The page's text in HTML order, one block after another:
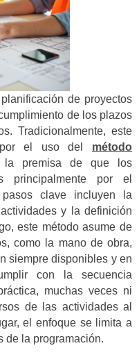
de proyectos
de los plazos
Tradicionalmente, este
por el uso del método
premisa de que los
principalmente por el
clave incluyen la
y la definición
este método asume de
como la mano de obra,
siempre disponibles y en
con la secuencia
muchas veces ni
de las actividades al
el enfoque se limita a
de la programación.